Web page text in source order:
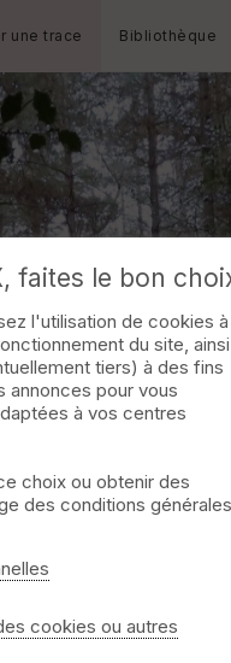
une trace Bibliothèque
faites le bon
l'utilisation de cookies à
du site, ainsi
tiers) à des fins
annonces pour vous
à vos centres
choix ou obtenir des
des conditions générales
cookies ou autres